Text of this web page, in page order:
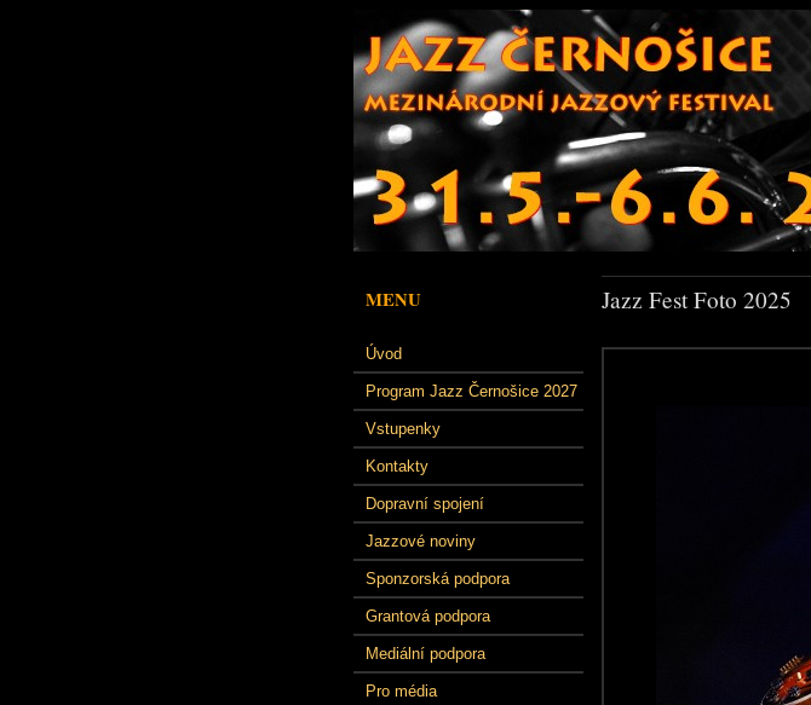
MENU
Úvod
Program Jazz Černošice 2027
Vstupenky
Kontakty
Dopravní spojení
Jazzové noviny
Sponzorská podpora
Grantová podpora
Mediální podpora
Pro média
Jazz Fest Foto 2025